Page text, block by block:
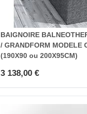
BAIGNOIRE
/ GRANDFORM MODELE
(190X90 ou 200X95CM)
3 138,00 €